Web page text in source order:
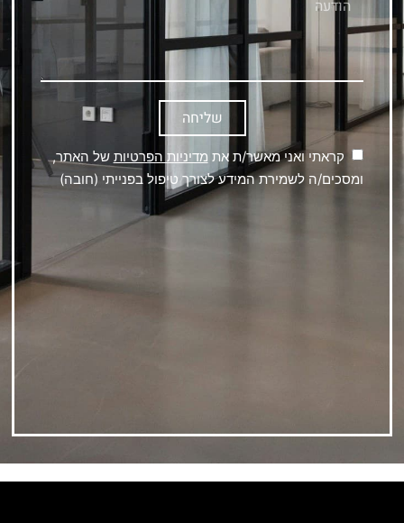
שליחה
קראתי ואני מאשר/ת את מדיניות הפרטיות של האתר,
ומסכים/ה לשמירת המידע לצורך טיפול בפנייתי (חובה)